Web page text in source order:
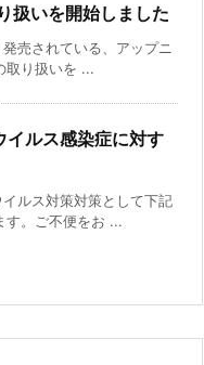
扱いを開始しました
売されている、アップニ
取り扱いを ...
イルス感染症に対す
ルス対策対策として下記
す。ご不便をお ...